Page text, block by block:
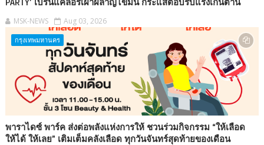
PARTY’ เบิร์นแคลอรีเผาผลาญไขมัน กระแสตอบรับแรงเกินต้าน
MSK-NEWS Aug 03, 2026
กรุงเทพมหานคร
พาราไดซ์ พาร์ค ส่งต่อพลังแห่งการให้ ชวนร่วมกิจกรรม “ให้เลือด
ให้ได้ ให้เลย” เติมเต็มคลังเลือด ทุกวันจันทร์สุดท้ายของเดือน